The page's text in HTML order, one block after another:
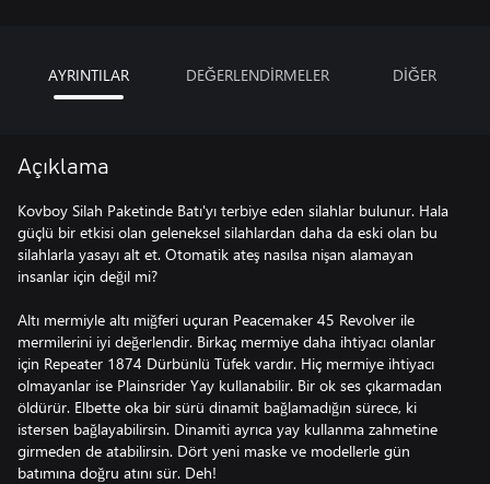
AYRINTILAR DEĞERLENDİRMELER DİĞER
Açıklama
Kovboy Silah Paketinde Batı'yı terbiye eden silahlar bulunur. Hala
güçlü bir etkisi olan geleneksel silahlardan daha da eski olan bu
silahlarla yasayı alt et. Otomatik ateş nasılsa nişan alamayan
insanlar için değil mi?
Altı mermiyle altı miğferi uçuran Peacemaker 45 Revolver ile
mermilerini iyi değerlendir. Birkaç mermiye daha ihtiyacı olanlar
için Repeater 1874 Dürbünlü Tüfek vardır. Hiç mermiye ihtiyacı
olmayanlar ise Plainsrider Yay kullanabilir. Bir ok ses çıkarmadan
öldürür. Elbette oka bir sürü dinamit bağlamadığın sürece, ki
istersen bağlayabilirsin. Dinamiti ayrıca yay kullanma zahmetine
girmeden de atabilirsin. Dört yeni maske ve modellerle gün
batımına doğru atını sür. Deh!